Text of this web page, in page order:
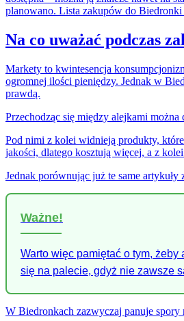
planowano. Lista zakupów do
Na co uważać podczas
Markety to kwintesencja
ogromnej ilości pieniędzy. Jednak w
prawdą.
Przechodząc się między alejkami można
Pod nimi z kolei widnieją produkty,
jakości, dlatego kosztują więcej, a z
Jednak porównując już te same
Ważne!
Warto więc pamiętać o tym,
się na palecie, gdyż nie zawsze
W Biedronkach zazwyczaj panuje